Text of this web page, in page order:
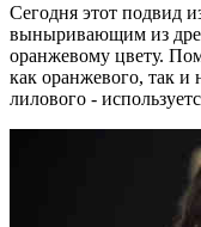
Сегодня этот подвид
выныривающим из
оранжевому цвету.
как оранжевого, так и
лилового -